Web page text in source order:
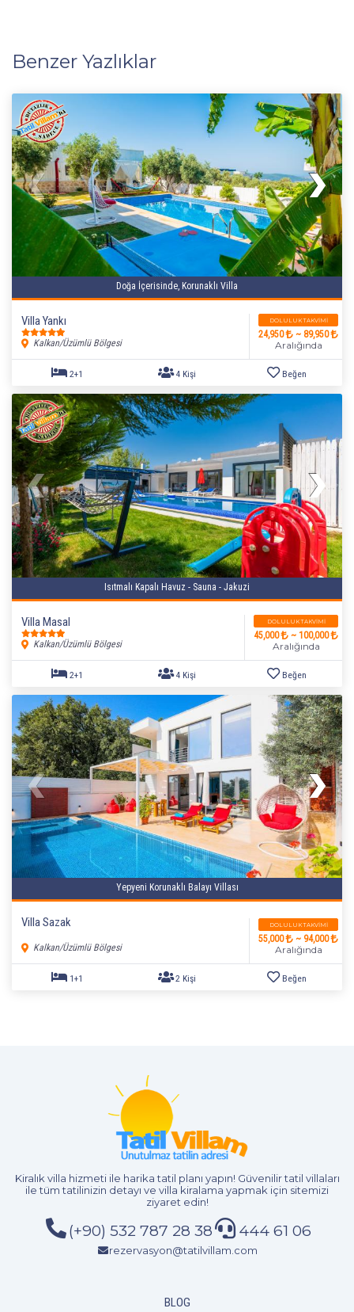
Benzer Yazlıklar
Doğa İçerisinde, Korunaklı Villa
Villa Yankı
Kalkan/Üzümlü Bölgesi
DOLULUK TAKVIMI
24,950 ~ 89,950
Aralığında
2+1 4 Kişi Beğen
Isıtmalı Kapalı Havuz - Sauna - Jakuzi
Villa Masal
Kalkan/Üzümlü Bölgesi
DOLULUK TAKVIMI
45,000 ~ 100,000
Aralığında
2+1 4 Kişi Beğen
Yepyeni Korunaklı Balayı Villası
Villa Sazak
Kalkan/Üzümlü Bölgesi
DOLULUK TAKVIMI
55,000 ~ 94,000
Aralığında
Kiralık villa hizmetiile harika tatil planı yapın! Güvenilir tatil villaları
ile tüm tatilinizin detayı ve villa kiralama yapmak için sitemizi
ziyaret edin!
(+90) 532 787 28 38 444 61 06
rezervasyon@tatilvillam.com
BLOG